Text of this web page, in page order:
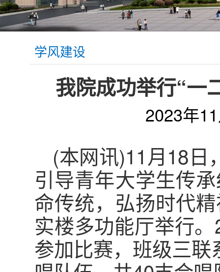
学风建设
我院成功举行“一
2023年
(本网讯)11月18日
引导青年大学生传
命传统，弘扬时代
实楼多功能厅举行
参加比赛，班级三